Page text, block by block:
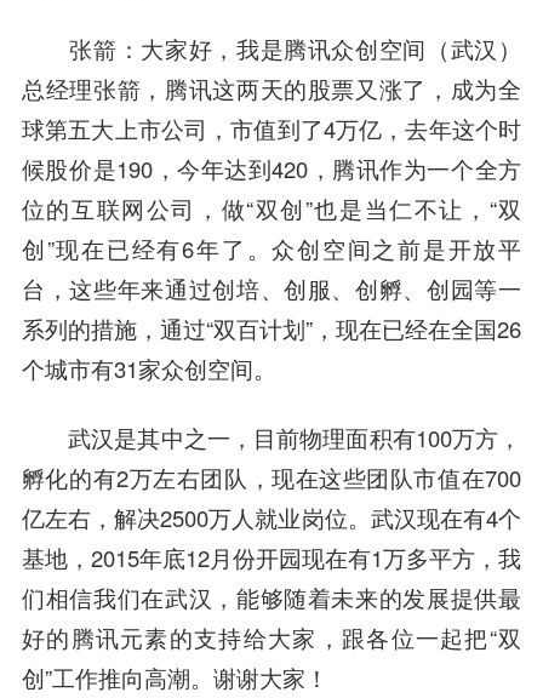
张箭 ：大家好，我是腾讯众创空间（武汉）
总经理张箭，腾讯这两天的股票又涨了，成为全
球第五大上市公司，市值到了4万亿，去年这个时
候股价是190，今年达到420，腾讯作为一个全方
位的互联网公司，做“双创”也是当仁不让，“双
创”现在已经有6年了。众创空间之前是开放平
台，这些年来通过创培、创服、创孵、创园等一
系列的措施，通过“双百计划”，现在已经在全国26
个城市有31家众创空间。
武汉是其中之一，目前物理面积有100万方，
孵化的有2万左右团队，现在这些团队市值在700
亿左右，解决2500万人就业岗位。武汉现在有4个
基地，2015年底12月份开园现在有1万多平方，我
们相信我们在武汉，能够随着未来的发展提供最
好的腾讯元素的支持给大家，跟各位一起把“双
创”工作推向高潮。谢谢大家！